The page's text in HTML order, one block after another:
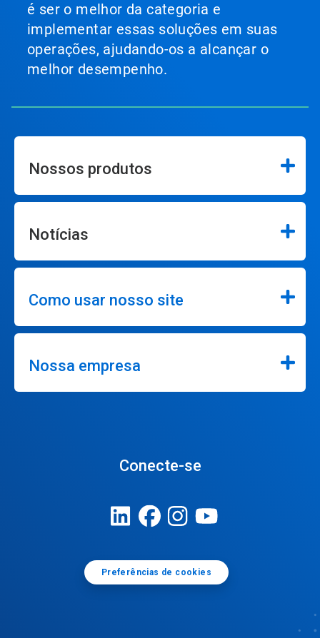
é ser o melhor da categoria e
implementar essas soluções em suas
operações, ajudando-os a alcançar o
melhor desempenho.
Nossos produtos
Notícias
Como usar nosso site
Nossa empresa
Conecte-se
Preferências de cookies